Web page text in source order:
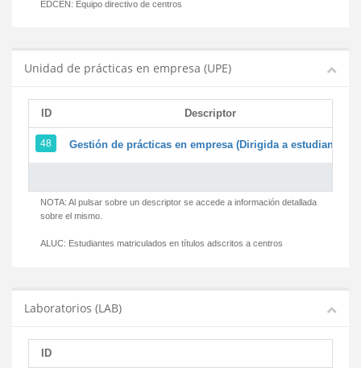
EDCEN: Equipo directivo de centros
Unidad de prácticas en empresa (UPE)
ID Descriptor
48 Gestión de prácticas en empresa (Dirigida a estudiantes)
NOTA: Al pulsar sobre un descriptor se accede a información detallada
sobre el mismo.
ALUC: Estudiantes matriculados en títulos adscritos a centros
Laboratorios (LAB)
ID